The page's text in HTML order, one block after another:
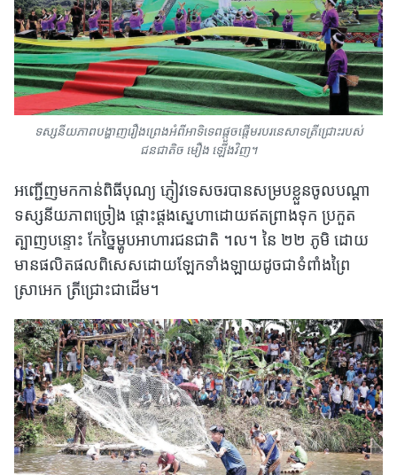
ទស្សនីយភាពបង្ហាញរឿងព្រេងអំពីអាទិទេពផ្តួចផ្តើមរបរនេសាទត្រីជ្រោះរបស់
ជនជាតិច មឿង ឡើងវិញ។
អញ្ជើញមកកាន់ពិធីបុណ្យ ភ្ញៀវទេសចរបានសម្របខ្លួនចូលបណ្តា
ទស្សនីយភាពច្រៀង ផ្តោះផ្តងស្នេហាដោយឥតព្រាងទុក ប្រកួត
ត្បាញបន្ទោះ កែច្នៃម្ហូបអាហារជនជាតិ ។ល។ នៃ ២២ ភូមិ ដោយ
មានផលិតផលពិសេសដោយឡែកទាំងឡាយដូចជាទំពាំងព្រៃ
ស្រាអេក ត្រីជ្រោះជាដើម។